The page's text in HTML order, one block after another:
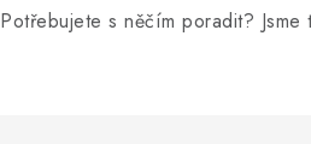
Potřebujete s něčím poradit? Jsme